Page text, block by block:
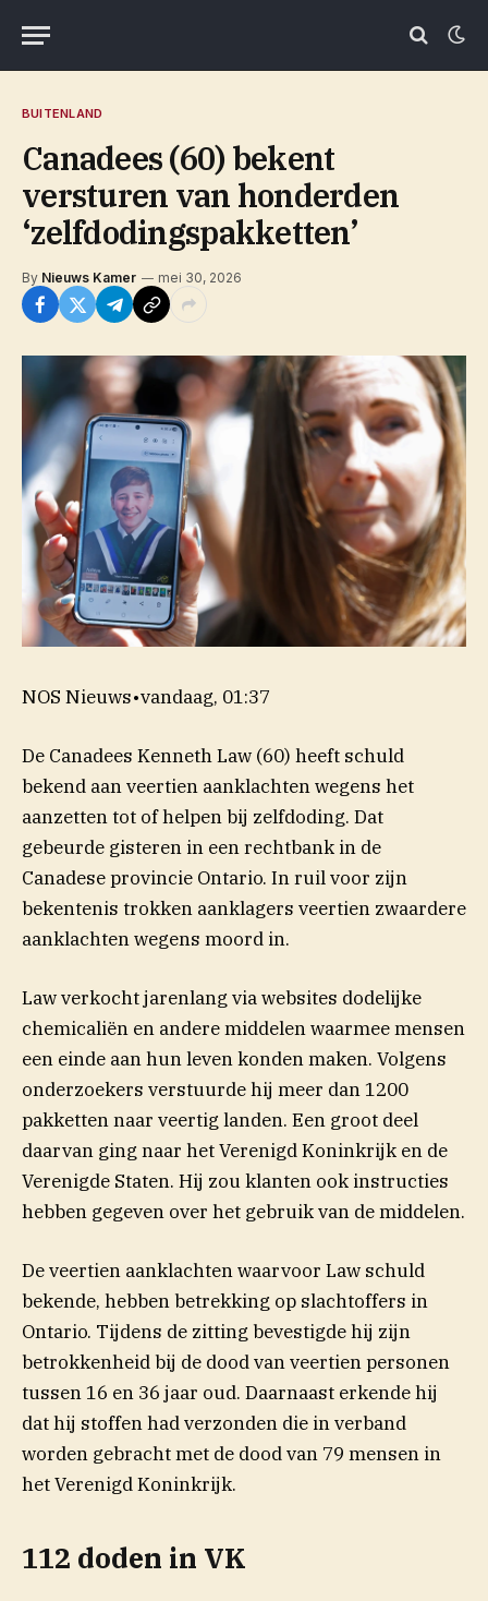
BUITENLAND
Canadees (60) bekent
versturen van honderden
‘zelfdodingspakketten’
By Nieuws Kamer mei 30, 2026
NOS Nieuws•vandaag, 01:37
De Canadees Kenneth Law (60) heeft schuld
bekend aan veertien aanklachten wegens het
aanzetten tot of helpen bij zelfdoding. Dat
gebeurde gisteren in een rechtbank in de
Canadese provincie Ontario. In ruil voor zijn
bekentenis trokken aanklagers veertien zwaardere
aanklachten wegens moord in.
Law verkocht jarenlang via websites dodelijke
chemicaliën en andere middelen waarmee mensen
een einde aan hun leven konden maken. Volgens
onderzoekers verstuurde hij meer dan 1200
pakketten naar veertig landen. Een groot deel
daarvan ging naar het Verenigd Koninkrijk en de
Verenigde Staten. Hij zou klanten ook instructies
hebben gegeven over het gebruik van de middelen.
De veertien aanklachten waarvoor Law schuld
bekende, hebben betrekking op slachtoffers in
Ontario. Tijdens de zitting bevestigde hij zijn
betrokkenheid bij de dood van veertien personen
tussen 16 en 36 jaar oud. Daarnaast erkende hij
dat hij stoffen had verzonden die in verband
worden gebracht met de dood van 79 mensen in
het Verenigd Koninkrijk.
112 doden in VK